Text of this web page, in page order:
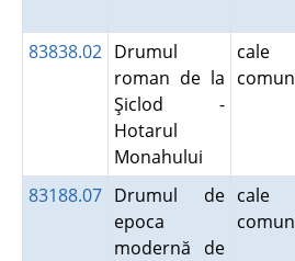
83838.02 Drumul
roman de la
Şiclod -
Hotarul
Monahului
83188.07 Drumul de
epoca
modernă de